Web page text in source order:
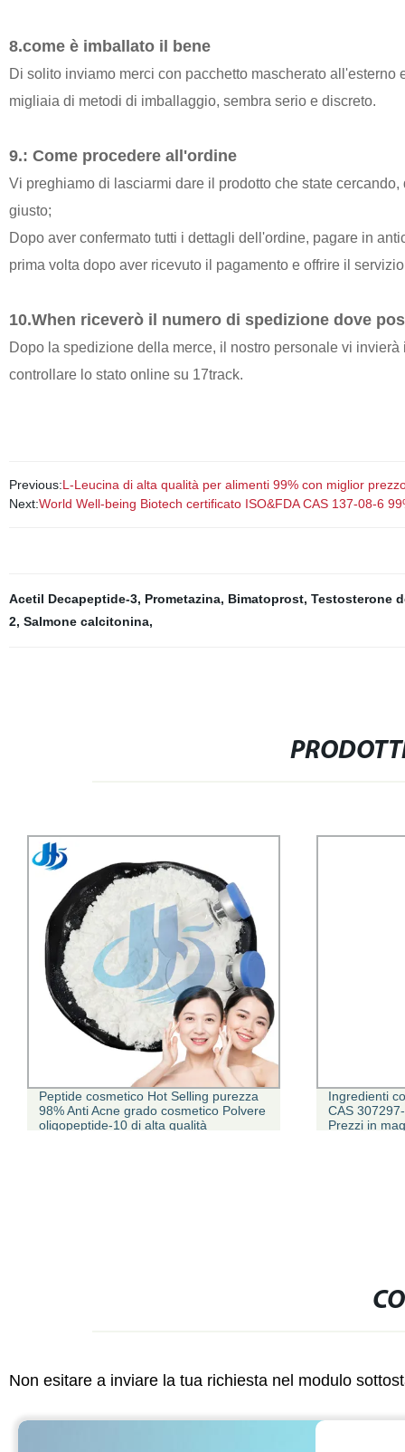
8.come è imballato il bene
Di solito inviamo merci con pacchetto mascherato
migliaia di metodi di imballaggio, sembra serio e discreto.
9.: Come procedere all'ordine
Vi preghiamo di lasciarmi dare il prodotto che state
giusto;
Dopo aver confermato tutti i dettagli dell'ordine, pagare in
prima volta dopo aver ricevuto il pagamento e offrire il
10.When riceverò il numero di spedizione dove
Dopo la spedizione della merce, il nostro personale vi
controllare lo stato online su 17track.
Previous:L-Leucina di alta qualità per alimenti 99% con miglior
Next:World Well-being Biotech certificato ISO&FDA CAS 137-08-6
Acetil Decapeptide-3, Prometazina, Bimatoprost, Testosterone
2, Salmone calcitonina,
Peptide cosmetico Hot Selling purezza
98% Anti Acne grado cosmetico Polvere
oligopeptide-10 di alta qualità
Ingredienti
CAS
Prezzi in
Non esitare a inviare la tua richiesta nel modulo